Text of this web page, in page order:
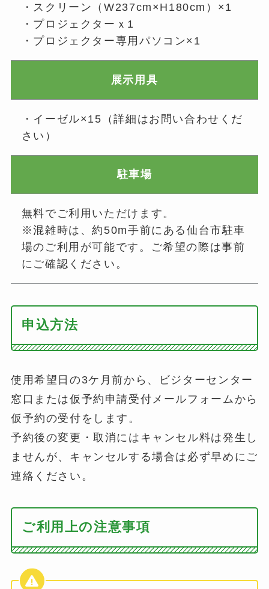
・スクリーン（W237cm×H180cm）×1
・プロジェクターｘ1
・プロジェクター専用パソコン×1
展示用具
・イーゼル×15（詳細はお問い合わせくだ
さい）
駐車場
無料でご利用いただけます。
※混雑時は、約50m手前にある仙台市駐車
場のご利用が可能です。ご希望の際は事前
にご確認ください。
申込方法
使用希望日の3ケ月前から、ビジターセンター
窓口または仮予約申請受付メールフォームから
仮予約の受付をします。
予約後の変更・取消にはキャンセル料は発生し
ませんが、キャンセルする場合は必ず早めにご
連絡ください。
ご利用上の注意事項